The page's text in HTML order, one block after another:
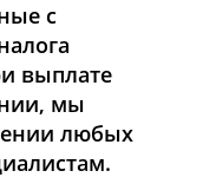
с
выплате
мы
любых